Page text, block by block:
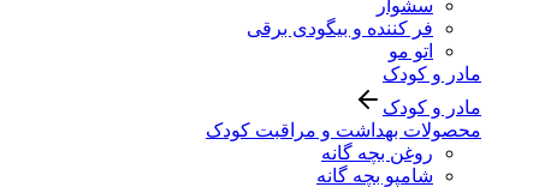
سشوار
فر کننده و بیگودی برقی
اتو مو
مادر و کودک
مادر و کودک
محصولات بهداشت و مراقبت کودک
روغن بچه گانه
شامپو بچه گانه